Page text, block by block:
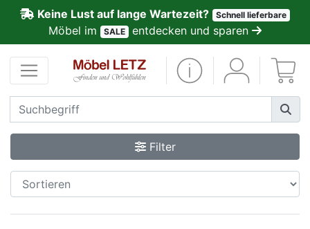
Keine Lust auf lange Wartezeit? Schnell lieferbare
Möbel im SALE entdecken und sparen
Filter
Kundenmeinungen
Anmelden
PREMIUM
Schnell
lieferbar
SALE